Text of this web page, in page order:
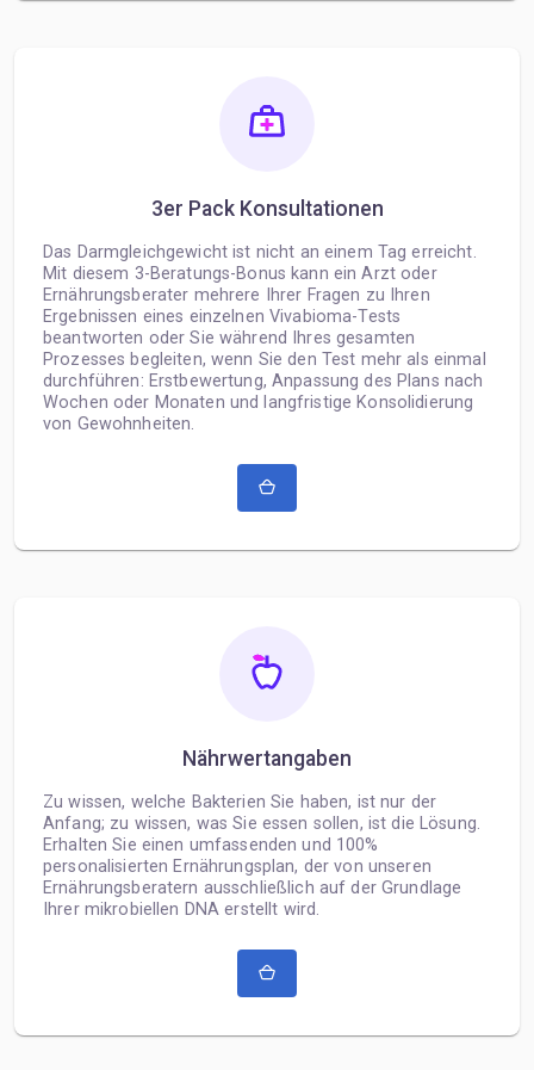
3er Pack Konsultationen
Das Darmgleichgewicht ist nicht an einem Tag erreicht.
Mit diesem 3-Beratungs-Bonus kann ein Arzt oder
Ernährungsberater mehrere Ihrer Fragen zu Ihren
Ergebnissen eines einzelnen Vivabioma-Tests
beantworten oder Sie während Ihres gesamten
Prozesses begleiten, wenn Sie den Test mehr als einmal
durchführen: Erstbewertung, Anpassung des Plans nach
Wochen oder Monaten und langfristige Konsolidierung
von Gewohnheiten.
Nährwertangaben
Zu wissen, welche Bakterien Sie haben, ist nur der
Anfang; zu wissen, was Sie essen sollen, ist die Lösung.
Erhalten Sie einen umfassenden und 100%
personalisierten Ernährungsplan, der von unseren
Ernährungsberatern ausschließlich auf der Grundlage
Ihrer mikrobiellen DNA erstellt wird.